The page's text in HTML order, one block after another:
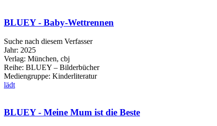
BLUEY - Baby-Wettrennen
Suche nach diesem Verfasser
Jahr: 2025
Verlag: München, cbj
Reihe: BLUEY – Bilderbücher
Mediengruppe: Kinderliteratur
lädt
BLUEY - Meine Mum ist die Beste